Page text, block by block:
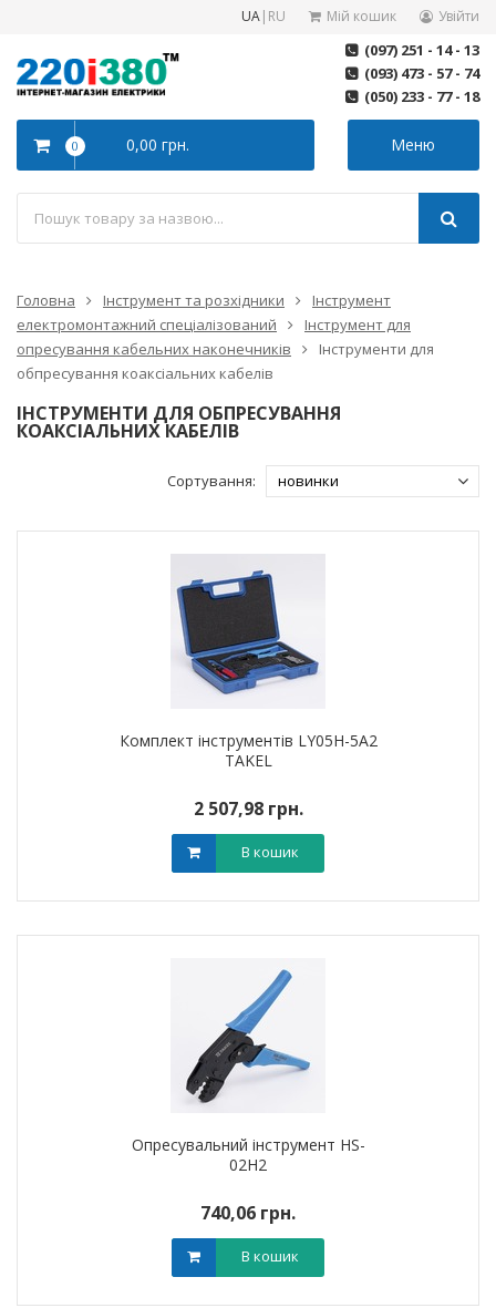
UA| RU Мій кошик Увійти
(097) 251 - 14 - 13
(093) 473 - 57 - 74
(050) 233 - 77 - 18
Меню
0 0,00 грн.
Головна Інструмент та розхідники
Інструмент
електромонтажний спеціалізований
Інструмент для
опресування кабельних наконечників
Інструменти для
обпресування коаксіальних кабелів
ІНСТРУМЕНТИ ДЛЯ ОБПРЕСУВАННЯ
КОАКСІАЛЬНИХ КАБЕЛІВ
Сортування:
Комплект інструментів LY05H-5A2
TAKEL
2 507,98 грн.
В кошик
Опресувальний інструмент HS-
02H2
740,06 грн.
В кошик